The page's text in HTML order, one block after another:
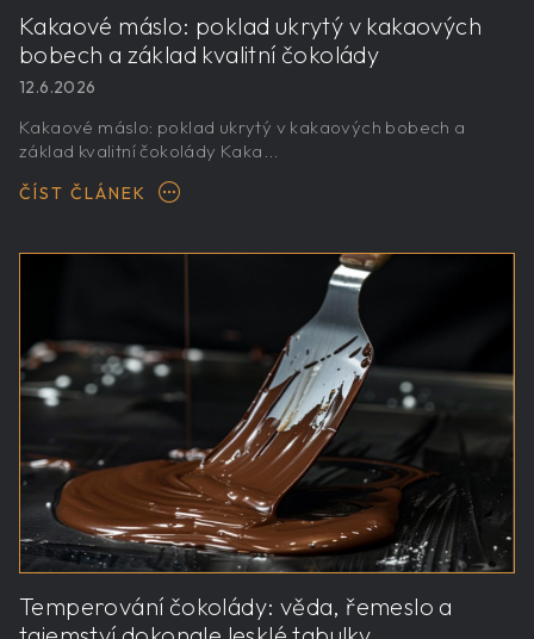
Kakaové máslo: poklad ukrytý v kakaových
bobech a základ kvalitní čokolády
12.6.2026
Kakaové máslo: poklad ukrytý v kakaových bobech a
základ kvalitní čokolády Kaka...
ČÍST ČLÁNEK
Temperování čokolády: věda, řemeslo a